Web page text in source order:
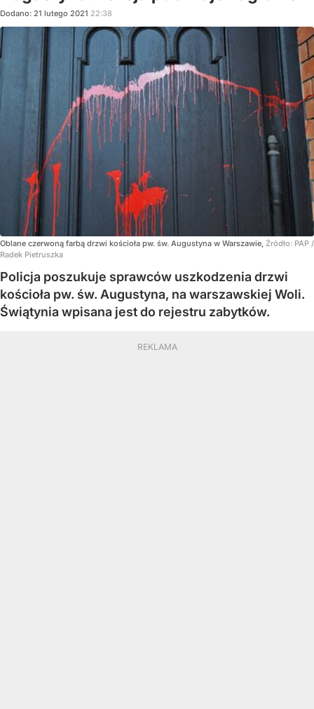
Dodano: 21 lutego 2021 22:38
Oblane czerwoną farbą drzwi kościoła pw. św. Augustyna w Warszawie, Źródło: PAP /
Radek Pietruszka
Policja poszukuje sprawców uszkodzenia drzwi
kościoła pw. św. Augustyna, na warszawskiej Woli.
Świątynia wpisana jest do rejestru zabytków.